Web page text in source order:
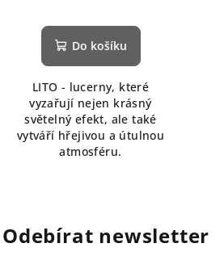
Do košíku
LITO - lucerny, které
vyzařují nejen krásný
světelný efekt, ale také
vytváří hřejivou a útulnou
atmosféru.
Odebírat newsletter